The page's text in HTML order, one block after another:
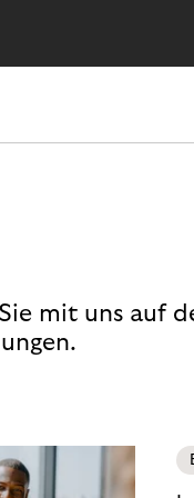
mit uns auf